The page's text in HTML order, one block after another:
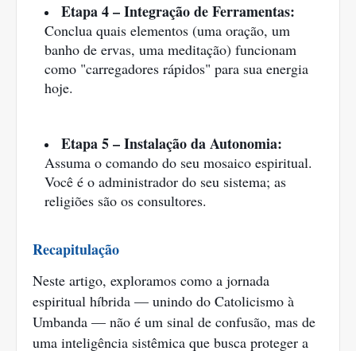
Etapa 4 – Integração de Ferramentas:
Conclua quais elementos (uma oração, um
banho de ervas, uma meditação) funcionam
como "carregadores rápidos" para sua energia
hoje.
Etapa 5 – Instalação da Autonomia:
Assuma o comando do seu mosaico espiritual.
Você é o administrador do seu sistema; as
religiões são os consultores.
Recapitulação
Neste artigo, exploramos como a jornada
espiritual híbrida — unindo do Catolicismo à
Umbanda — não é um sinal de confusão, mas de
uma inteligência sistêmica que busca proteger a